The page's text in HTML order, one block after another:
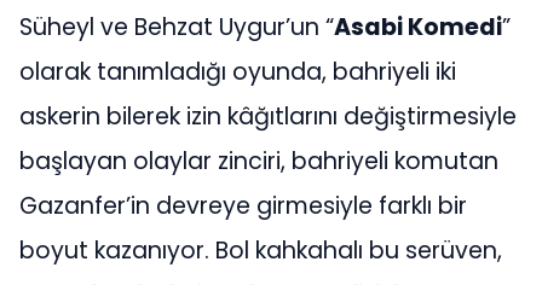
Süheyl ve Behzat Uygur’un “Asabi Komedi”
olarak tanımladığı oyunda, bahriyeli iki
askerin bilerek izin kâğıtlarını değiştirmesiyle
başlayan olaylar zinciri, bahriyeli komutan
Gazanfer’in devreye girmesiyle farklı bir
boyut kazanıyor. Bol kahkahalı bu serüven,